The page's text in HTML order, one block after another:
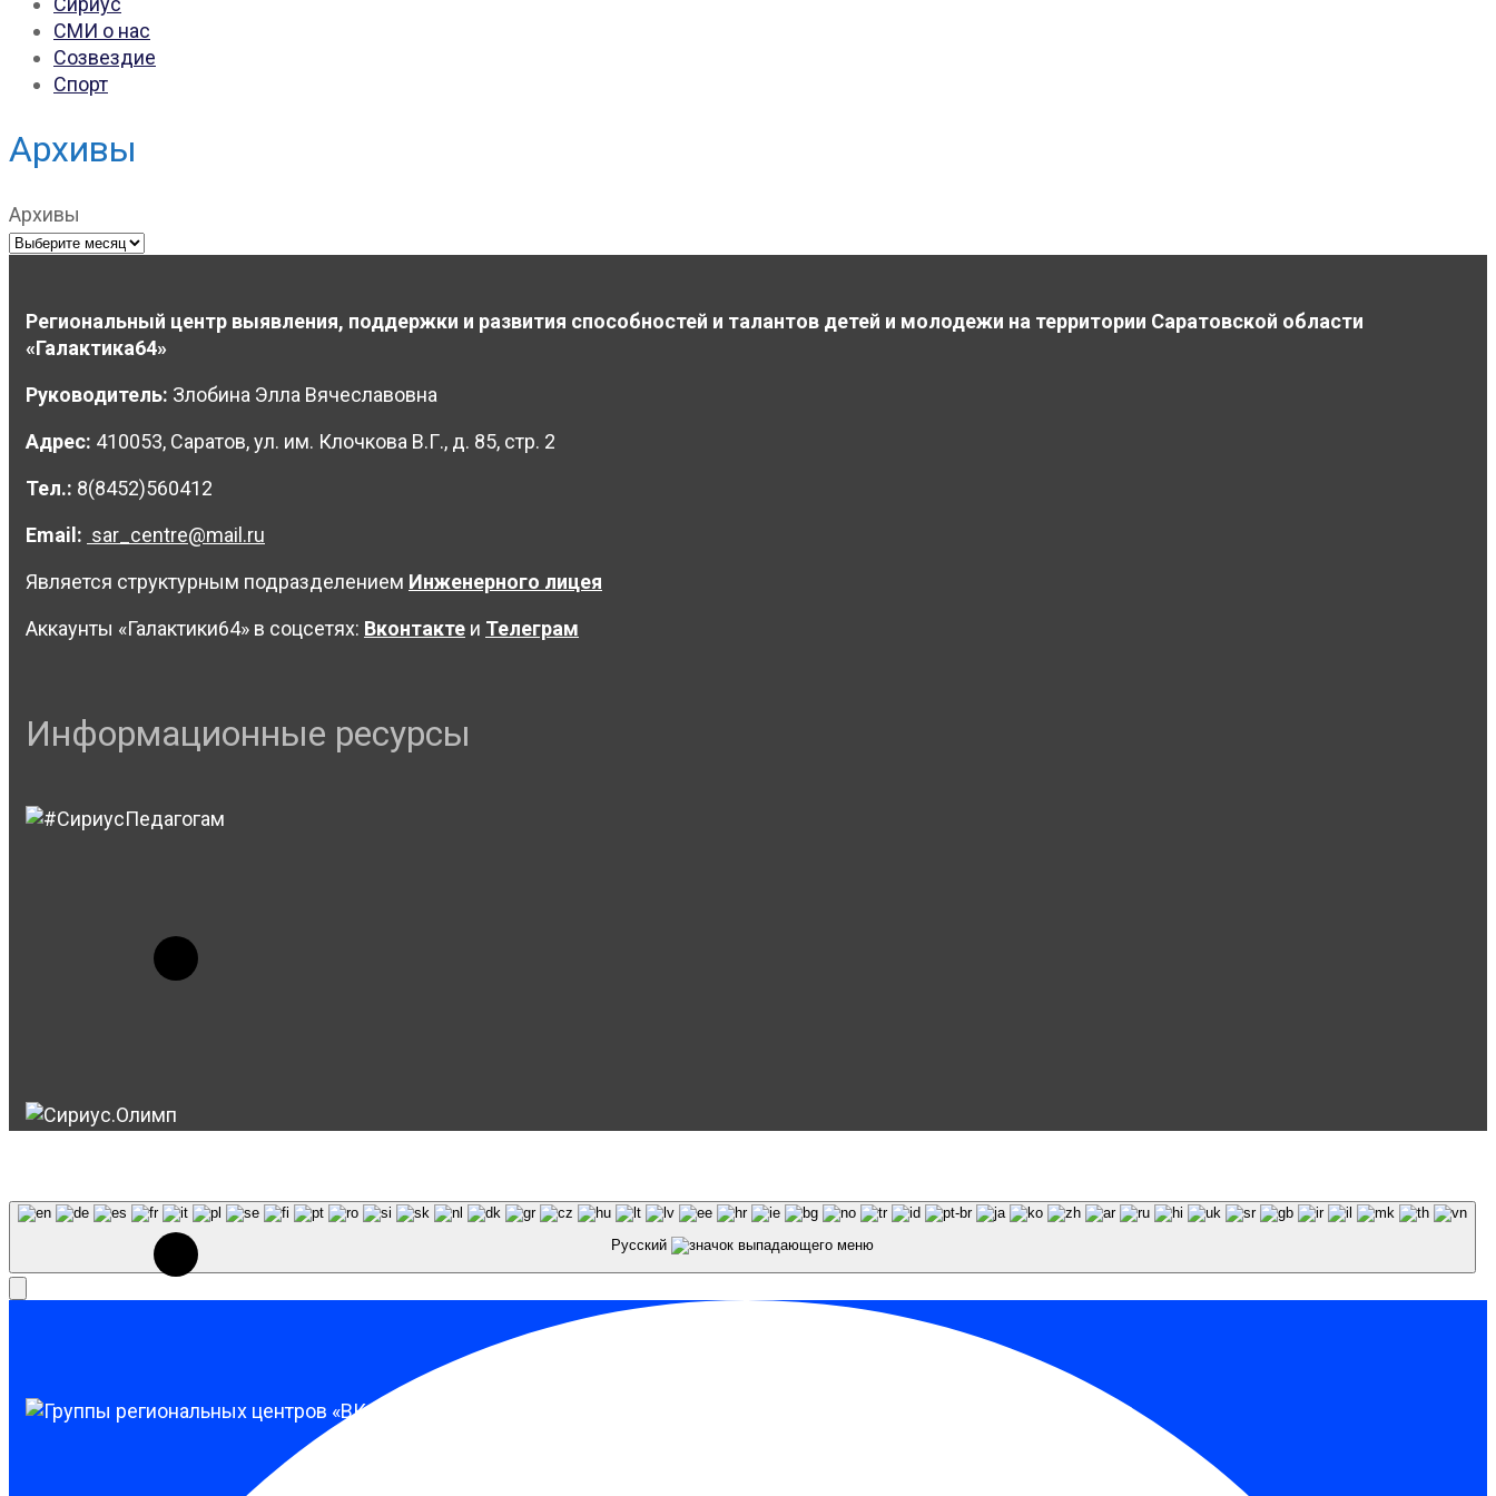
СМИ о нас
Созвездие
Спорт
Архивы
Архивы
Региональный центр выявления, поддержки и развития способностей и талантов детей и молодежи на территории Саратовской области
«Галактика64»
Руководитель: Злобина Элла Вячеславовна
Адрес: 410053, Саратов, ул. им. Клочкова В.Г., д. 85, стр. 2
Тел.: 8(8452)560412
Email: sar_centre@mail.ru
Является структурным подразделением Инженерного лицея
Аккаунты «Галактики64» в соцсетях: Вконтакте и Телеграм
Информационные ресурсы
Русский